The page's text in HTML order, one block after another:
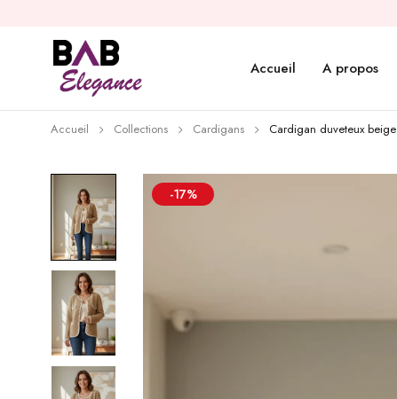
Accueil A propos
Accueil Collections Cardigans Cardigan duveteux beige
-17%